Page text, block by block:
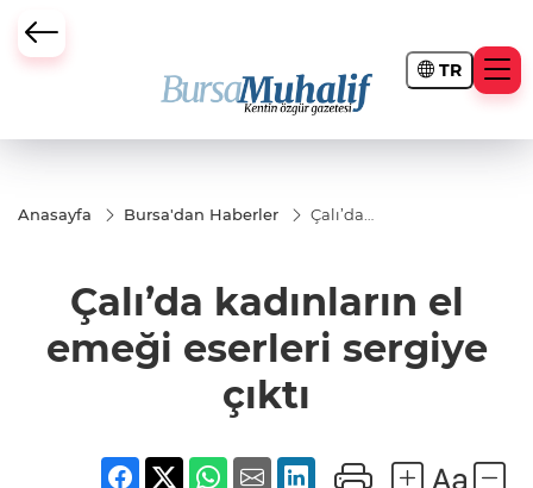
TR
Büyükşehir Darbesi
Anasayfa Bursa'dan Haberler
Çalı’da
sergiye
çıktı
Çalı’da kadınların el
emeği eserleri sergiye
çıktı